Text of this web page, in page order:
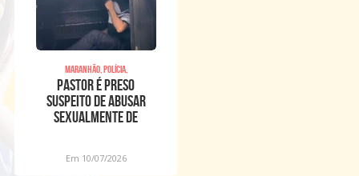
Maranhão, Polícia,
Pastor é preso
suspeito de abusar
sexualmente de
Em 10/07/2026